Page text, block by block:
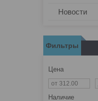
Новости
Фильтры
Цена
Наличие